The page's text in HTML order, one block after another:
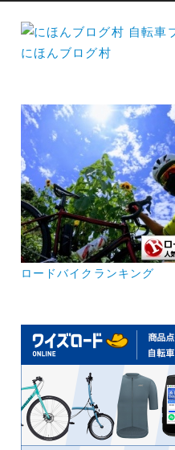
にほんブログ村
ロードバイクランキング